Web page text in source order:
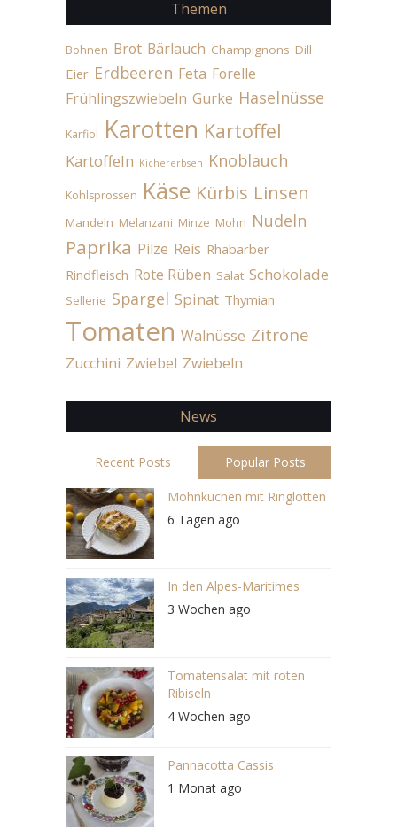
Themen
Bohnen Brot Bärlauch Champignons Dill
Eier Erdbeeren Feta Forelle
Frühlingszwiebeln Gurke Haselnüsse
Karfiol Karotten Kartoffel
Kartoffeln Kichererbsen Knoblauch
Kohlsprossen Käse Kürbis Linsen
Mandeln Melanzani Minze Mohn Nudeln
Paprika Pilze Reis Rhabarber
Rindfleisch Rote Rüben Salat Schokolade
Sellerie Spargel Spinat Thymian
Tomaten Walnüsse Zitrone
Zucchini Zwiebel Zwiebeln
News
Recent Posts Popular Posts
Mohnkuchen mit Ringlotten
6 Tagen ago
In den Alpes-Maritimes
3 Wochen ago
Tomatensalat mit roten
Ribiseln
4 Wochen ago
Pannacotta Cassis
1 Monat ago